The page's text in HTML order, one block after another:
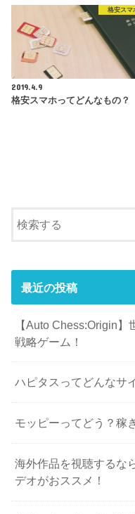
格安スマ
2019.4.9
格安スマホってどんなもの？
最近の投稿
【Auto Chess:Origin
戦略ゲーム！
ハピタスってどんなサ
モッピーってどう？稼
海外作品を視聴するな
デオがおススメ！